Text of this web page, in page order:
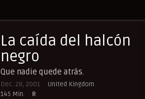
La caída del halcón
negro
Que nadie quede atrás.
Dec. 28, 2001
United Kingdom
145 Min.
R